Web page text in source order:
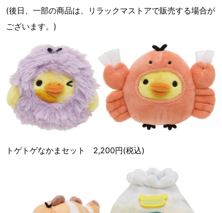
(後日、一部の商品は、リラックマストアで販売する場合が
ございます。)
トゲトゲなかまセット 2,200円(税込)